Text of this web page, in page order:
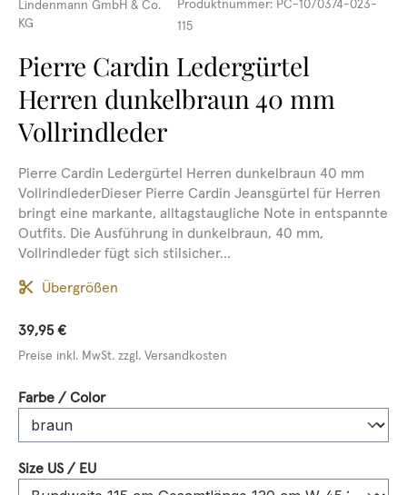
Lindenmann GmbH & Co.
KG
Produktnummer: PC-1070374-023-
115
Pierre Cardin Ledergürtel
Herren dunkelbraun 40 mm
Vollrindleder
Pierre Cardin Ledergürtel Herren dunkelbraun 40 mm
VollrindlederDieser Pierre Cardin Jeansgürtel für Herren
bringt eine markante, alltagstaugliche Note in entspannte
Outfits. Die Ausführung in dunkelbraun, 40 mm,
Vollrindleder fügt sich stilsicher...
Übergrößen
39,95 €
Preise inkl. MwSt. zzgl. Versandkosten
Farbe / Colorauswählen
Size US / EUauswählen